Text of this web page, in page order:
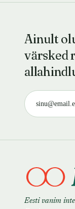
Ainult
värsked
Eesti vanim